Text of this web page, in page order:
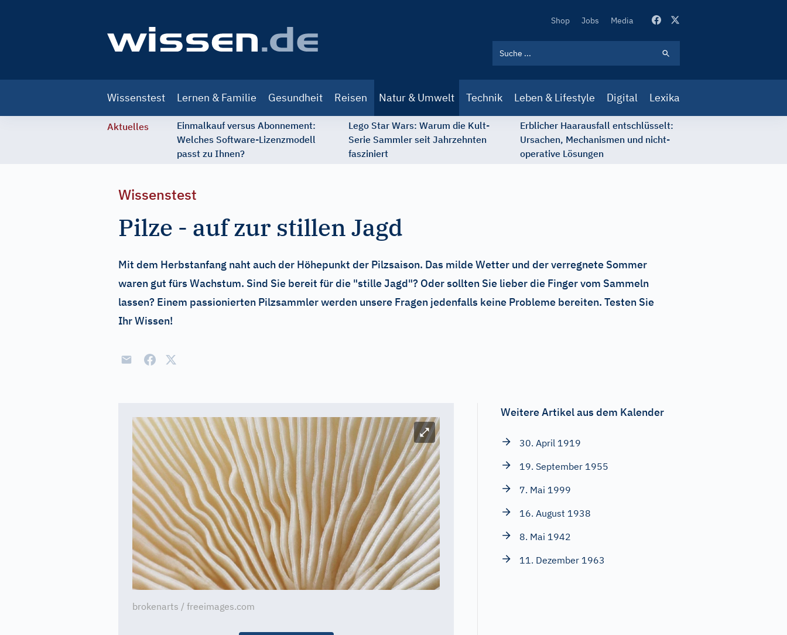
Secondary
Shop Jobs Media
navigation
Wissenstest Lernen & Familie Gesundheit Reisen Natur & Umwelt Technik Leben & Lifestyle Digital Lexika
Aktuelles
Einmalkauf versus Abonnement:
Welches Software-Lizenzmodell
passt zu Ihnen?
Lego Star Wars: Warum die Kult-
Serie Sammler seit Jahrzehnten
fasziniert
Erblicher Haarausfall entschlüsselt:
Ursachen, Mechanismen und nicht-
operative Lösungen
Wissenstest
Pilze - auf zur stillen Jagd
Mit dem Herbstanfang naht auch der Höhepunkt der Pilzsaison. Das milde Wetter und der verregnete Sommer
waren gut fürs Wachstum. Sind Sie bereit für die "stille Jagd"? Oder sollten Sie lieber die Finger vom Sammeln
lassen? Einem passionierten Pilzsammler werden unsere Fragen jedenfalls keine Probleme bereiten. Testen Sie
Ihr Wissen!
Bild vergrößern
brokenarts / freeimages.com
Weitere Artikel aus dem Kalender
30. April 1919
19. September 1955
7. Mai 1999
16. August 1938
8. Mai 1942
11. Dezember 1963